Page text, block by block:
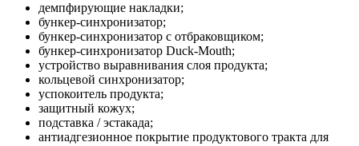
демпфирующие накладки;
бункер-синхронизатор;
бункер-синхронизатор с отбраковщиком;
бункер-синхронизатор Duck-Mouth;
устройство выравнивания слоя продукта;
кольцевой синхронизатор;
успокоитель продукта;
защитный кожух;
подставка / эстакада;
антиадгезионное покрытие продуктового тракта для